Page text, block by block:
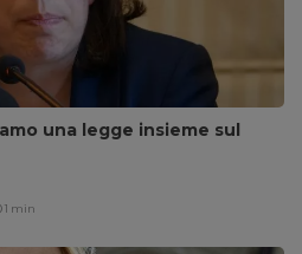
una legge insieme sul
1 min